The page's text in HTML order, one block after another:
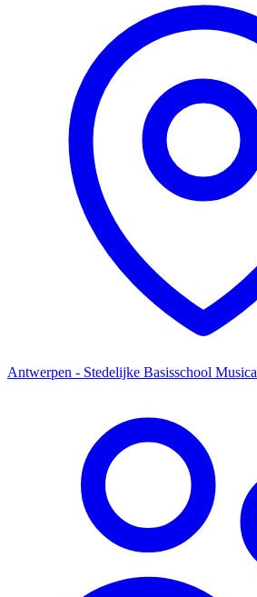
Antwerpen - Stedelijke Basisschool Musica